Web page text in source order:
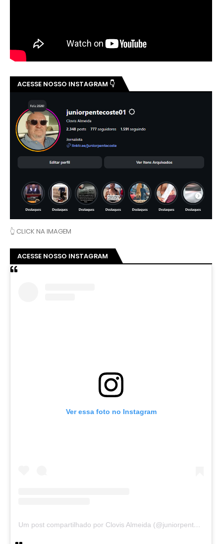
ACESSE NOSSO INSTAGRAM 👇
👆 CLICK NA IMAGEM
ACESSE NOSSO INSTAGRAM
Ver essa foto no Instagram
Um post compartilhado por Clovis Almeida (@juniorpentecoste01)